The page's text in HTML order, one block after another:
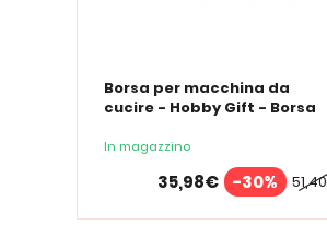
Borsa per macchina da
cucire - Hobby Gift - Borsa
In magazzino
35,98€ -30%